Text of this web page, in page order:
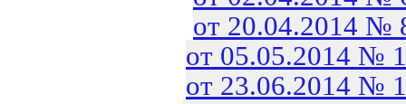
от 20.04.2014 №
от 05.05.2014 №
от 23.06.2014 №